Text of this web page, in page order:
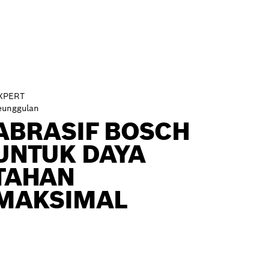
BOSCH
DAYA